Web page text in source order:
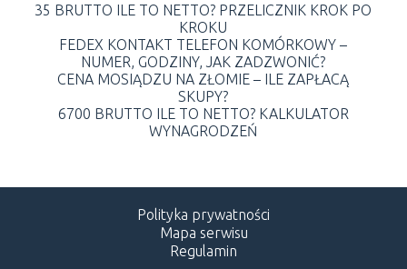
35 BRUTTO ILE TO NETTO? PRZELICZNIK KROK PO
KROKU
FEDEX KONTAKT TELEFON KOMÓRKOWY –
NUMER, GODZINY, JAK ZADZWONIĆ?
CENA MOSIĄDZU NA ZŁOMIE – ILE ZAPŁACĄ
SKUPY?
6700 BRUTTO ILE TO NETTO? KALKULATOR
WYNAGRODZEŃ
Polityka prywatności
Mapa serwisu
Regulamin